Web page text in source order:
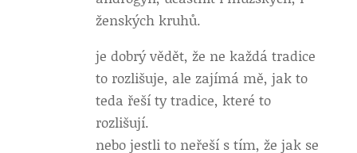
ženských kruhů.
je dobrý vědět, že ne každá tradice
to rozlišuje, ale zajímá mě, jak to
teda řeší ty tradice, které to
rozlišují.
nebo jestli to neřeší s tím, že jak se